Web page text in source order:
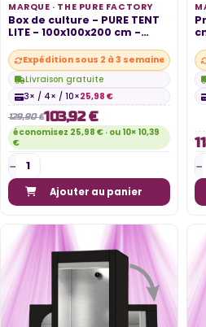
MARQUE · THE PURE FACTORY
Box de culture - PURE TENT
LITE - 100x100x200 cm -
Expédition sous 2 à 3 semaines
Livraison gratuite
3× / 4× / 10×25,98 €
129,90 €103,92 €
économisez 25,98 € · ou 10× 10,39
€
Ajouter au panier